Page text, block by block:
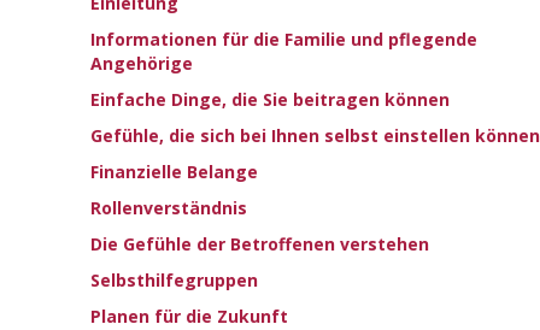
Informationen für die Familie und pflegende
Angehörige
Einfache Dinge, die Sie beitragen können
Gefühle, die sich bei Ihnen selbst einstellen können
Finanzielle Belange
Rollenverständnis
Die Gefühle der Betroffenen verstehen
Selbsthilfegruppen
Planen für die Zukunft
AN ANIMATED
JOURNEY THROUGH
HEART FAILURE